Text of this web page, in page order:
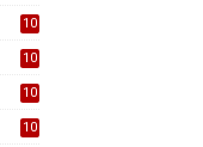
10
10
10
10